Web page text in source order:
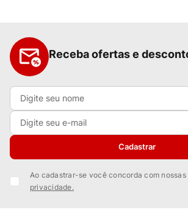
Receba ofertas e
Cadastrar
Ao cadastrar-se você concorda com nossas
privacidade.